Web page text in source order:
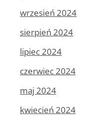
wrzesień 2024
sierpień 2024
lipiec 2024
czerwiec 2024
maj 2024
kwiecień 2024